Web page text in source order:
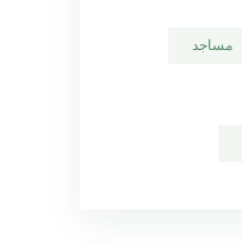
مساجد